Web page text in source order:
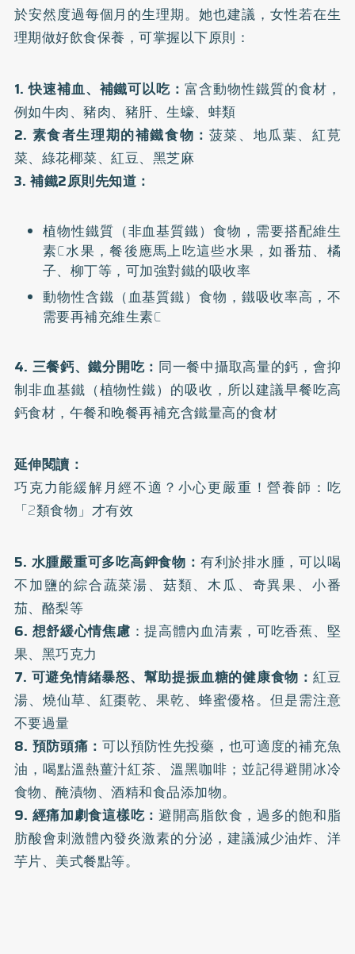
於安然度過每個月的生理期。她也建議，女性若在生
理期做好飲食保養，可掌握以下原則：
1. 快速補血、補鐵可以吃：富含動物性鐵質的食材，
例如牛肉、豬肉、豬肝、生蠔、蚌類
2. 素食者生理期的補鐵食物： 菠菜、地瓜葉、紅莧
菜、綠花椰菜、紅豆、黑芝麻
3. 補鐵2原則先知道：
植物性鐵質（非血基質鐵）食物，需要搭配維生
素C水果，餐後應馬上吃這些水果，如番茄、橘
子、柳丁等，可加強對鐵的吸收率
動物性含鐵（血基質鐵）食物，鐵吸收率高，不
需要再補充維生素C
4. 三餐鈣、鐵分開吃： 同一餐中攝取高量的鈣，會抑
制非血基鐵（植物性鐵）的吸收，所以建議早餐吃高
鈣食材，午餐和晚餐再補充含鐵量高的食材
延伸閱讀：
巧克力能緩解月經不適？小心更嚴重！營養師：吃
「2類食物」才有效
5️. 水腫嚴重可多吃高鉀食物： 有利於排水腫，可以喝
不加鹽的綜合蔬菜湯、菇類、木瓜、奇異果、小番
茄、酪梨等
6. 想舒緩心情焦慮 ：提高體內血清素，可吃香蕉、堅
果、黑巧克力
7. 可避免情緒暴怒、幫助提振血糖的健康食物： 紅豆
湯、燒仙草、紅棗乾、果乾、蜂蜜優格。但是需注意
不要過量
8️. 預防頭痛：可以預防性先投藥，也可適度的補充魚
油，喝點溫熱薑汁紅茶、溫黑咖啡；並記得避開冰冷
食物、醃漬物、酒精和食品添加物。
9️. 經痛加劇食這樣吃：避開高脂飲食，過多的飽和脂
肪酸會刺激體內發炎激素的分泌，建議減少油炸、洋
芋片、美式餐點等。